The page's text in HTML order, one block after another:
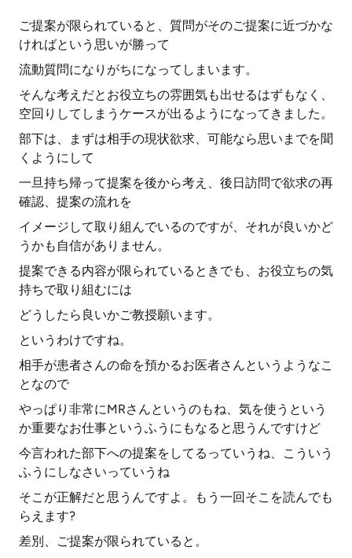
ご提案が限られていると、質問がそのご提案に近づかな
ければという思いが勝って
流動質問になりがちになってしまいます。
そんな考えだとお役立ちの雰囲気も出せるはずもなく、
空回りしてしまうケースが出るようになってきました。
部下は、まずは相手の現状欲求、可能なら思いまでを聞
くようにして
一旦持ち帰って提案を後から考え、後日訪問で欲求の再
確認、提案の流れを
イメージして取り組んでいるのですが、それが良いかど
うかも自信がありません。
提案できる内容が限られているときでも、お役立ちの気
持ちで取り組むには
どうしたら良いかご教授願います。
というわけですね。
相手が患者さんの命を預かるお医者さんというようなこ
となので
やっぱり非常にMRさんというのもね、気を使うという
か重要なお仕事というふうにもなると思うんですけど
今言われた部下への提案をしてるっていうね、こういう
ふうにしなさいっていうね
そこが正解だと思うんですよ。もう一回そこを読んでも
らえます?
差別、ご提案が限られていると。